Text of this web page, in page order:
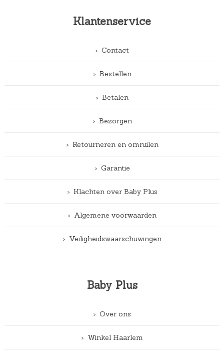
Klantenservice
Contact
Bestellen
Betalen
Bezorgen
Retourneren en omruilen
Garantie
Klachten over Baby Plus
Algemene voorwaarden
Veiligheidswaarschuwingen
Baby Plus
Over ons
Winkel Haarlem